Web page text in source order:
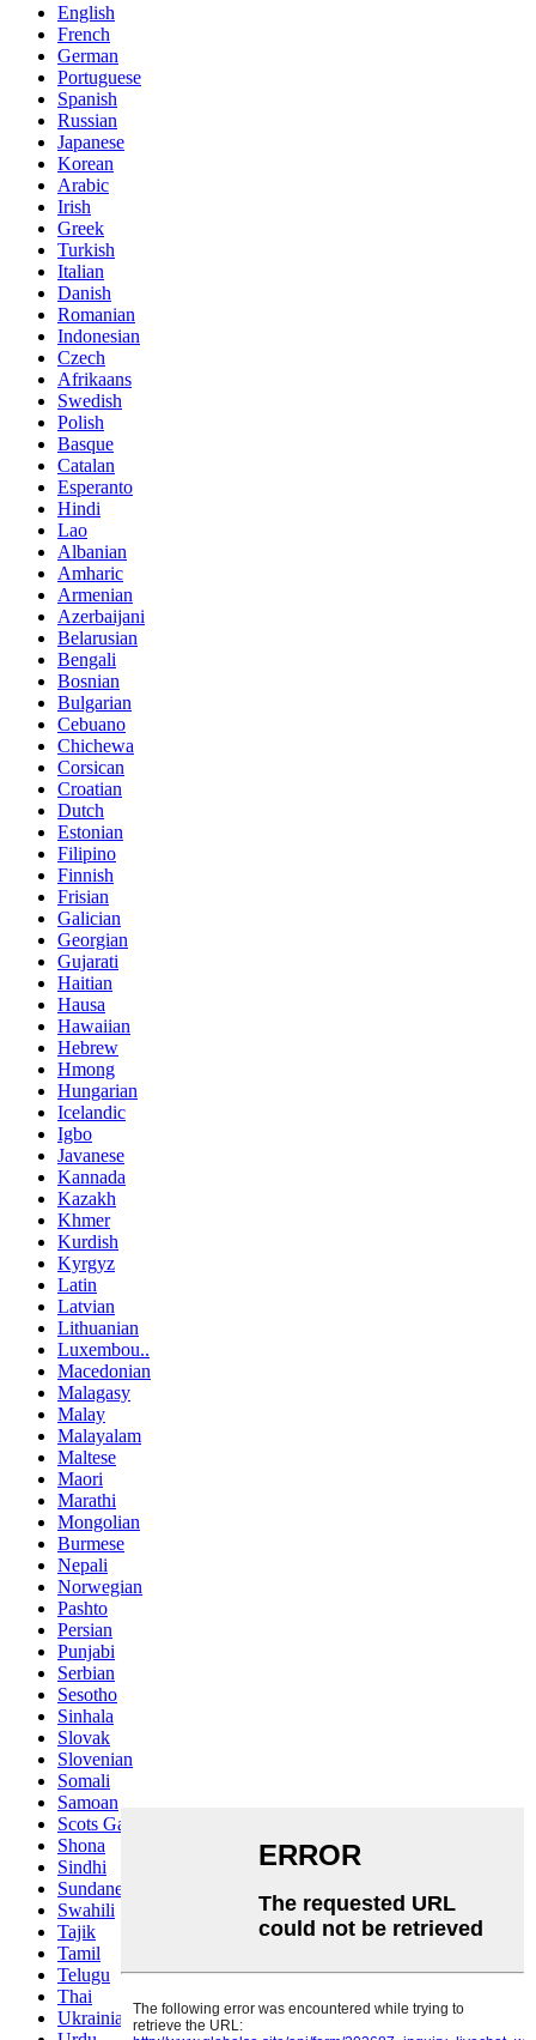
English
French
German
Portuguese
Spanish
Russian
Japanese
Korean
Arabic
Irish
Greek
Turkish
Italian
Danish
Romanian
Indonesian
Czech
Afrikaans
Swedish
Polish
Basque
Catalan
Esperanto
Hindi
Lao
Albanian
Amharic
Armenian
Azerbaijani
Belarusian
Bengali
Bosnian
Bulgarian
Cebuano
Chichewa
Corsican
Croatian
Dutch
Estonian
Filipino
Finnish
Frisian
Galician
Georgian
Gujarati
Haitian
Hausa
Hawaiian
Hebrew
Hmong
Hungarian
Icelandic
Igbo
Javanese
Kannada
Kazakh
Khmer
Kurdish
Kyrgyz
Latin
Latvian
Lithuanian
Luxembou..
Macedonian
Malagasy
Malay
Malayalam
Maltese
Maori
Marathi
Mongolian
Burmese
Nepali
Norwegian
Pashto
Persian
Punjabi
Serbian
Sesotho
Sinhala
Slovak
Slovenian
Somali
Samoan
Scots Gaelic
Shona
Sindhi
Sundanese
Swahili
Tajik
Tamil
Telugu
Thai
Ukrainian